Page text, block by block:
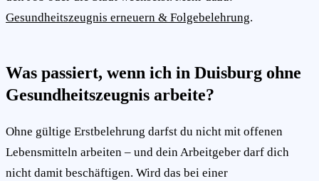
Gesundheitszeugnis erneuern & Folgebelehrung.
Was passiert, wenn ich in Duisburg ohne
Gesundheitszeugnis arbeite?
Ohne gültige Erstbelehrung darfst du nicht mit offenen
Lebensmitteln arbeiten – und dein Arbeitgeber darf dich
nicht damit beschäftigen. Wird das bei einer